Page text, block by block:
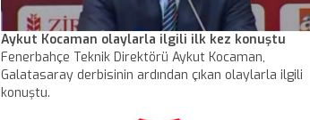
Aykut Kocaman olaylarla ilgili ilk kez konuştu
Fenerbahçe Teknik Direktörü Aykut Kocaman,
Galatasaray derbisinin ardından çıkan olaylarla ilgili
konuştu.